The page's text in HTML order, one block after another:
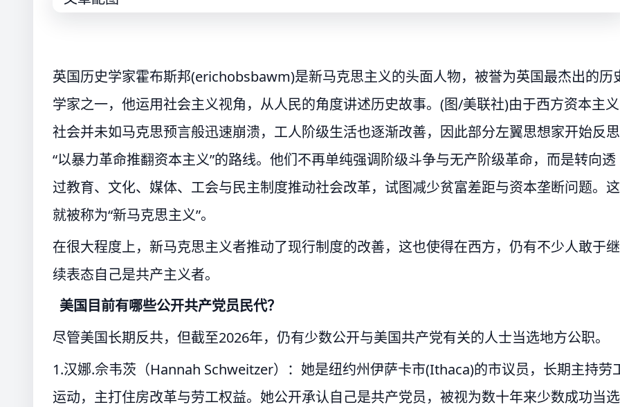
英国历史学家霍布斯邦(erichobsbawm)是新马克思主义的头面人物，被誉为英国最杰出的历
学家之一，他运用社会主义视角，从人民的角度讲述历史故事。(图/美联社)由于西方资本主义
社会并未如马克思预言般迅速崩溃，工人阶级生活也逐渐改善，因此部分左翼思想家开始反思
“以暴力革命推翻资本主义”的路线。他们不再单纯强调阶级斗争与无产阶级革命，而是转向透
过教育、文化、媒体、工会与民主制度推动社会改革，试图减少贫富差距与资本垄断问题。这
就被称为“新马克思主义”。
在很大程度上，新马克思主义者推动了现行制度的改善，这也使得在西方，仍有不少人敢于继
续表态自己是共产主义者。
美国目前有哪些公开共产党员民代？
尽管美国长期反共，但截至2026年，仍有少数公开与美国共产党有关的人士当选地方公职。
1.汉娜.佘韦茨（Hannah Schweitzer）：她是纽约州伊萨卡市(Ithaca)的市议员，长期主持劳
运动，主打住房改革与劳工权益。她公开承认自己是共产党员，被视为数十年来少数成功当选